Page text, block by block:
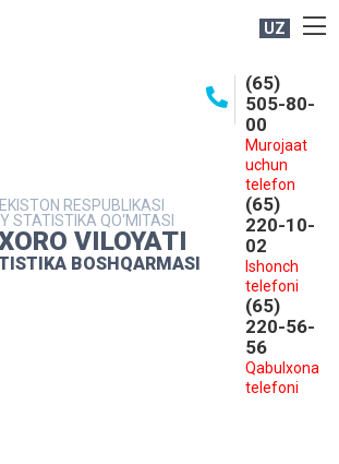
UZ
RESPUBLIKASI
STATISTIKA QO‘MITASI
VILOYATI
BOSHQARMASI
(65)
505-80-
00
Murojaat
uchun
telefon
(65)
220-10-
02
Ishonch
telefoni
(65)
220-56-
56
Qabulxona
telefoni
MATBUOT XIZMATI
MUROJAATLAR